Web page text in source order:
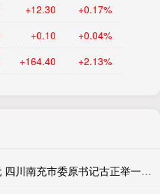
+12.30 +0.17%
+0.10 +0.04%
+164.40 +2.13%
睿迎网 非法收受财物1.24亿余元 四川南充市委原书记古正举一审被判无期